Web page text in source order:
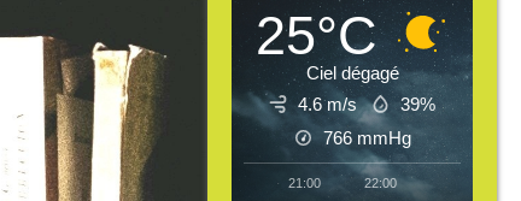
25°C
Ciel dégagé
4.6 m/s
39%
766 mmHg
21:00 22:00 23:00